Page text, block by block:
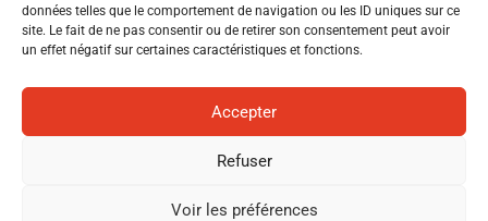
données telles que le comportement de navigation ou les ID uniques sur ce
site. Le fait de ne pas consentir ou de retirer son consentement peut avoir
un effet négatif sur certaines caractéristiques et fonctions.
Accepter
Refuser
Voir les préférences